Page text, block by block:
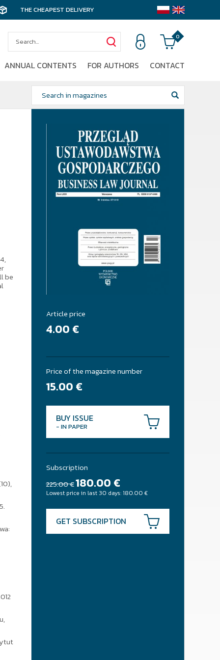
THE CHEAPEST DELIVERY
0
ANNUAL CONTENTS FOR AUTHORS CONTACT
be
Article price
4.00 €
Price of the magazine number
15.00 €
BUY ISSUE
- IN PAPER
Subscription
225.00 €180.00 €
Lowest price in last 30 days:180.00 €
GET SUBSCRIPTION